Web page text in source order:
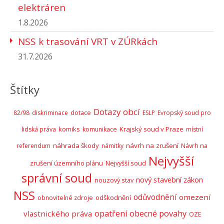
elektráren
1.8.2026
NSS k trasování VRT v ZÚRkách
31.7.2026
Štítky
82/98 diskriminace dotace Dotazy obcí ESLP Evropský soud pro
lidská práva komiks komunikace Krajský soud v Praze místní
referendum náhrada škody námitky návrh na zrušení Návrh na
zrušení územního plánu Nejvyšší soud Nejvyšší
správní soud nouzový stav nový stavební zákon
NSS obnovitelné zdroje odškodnění odůvodnění omezení
vlastnického práva opatření obecné povahy OZE